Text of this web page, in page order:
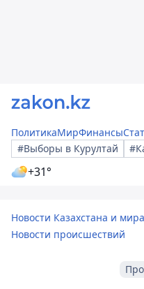
ПолитикаМирФинансы
#Выборы в Курултай
+31°
Новости Казахстана и
Новости происшествий